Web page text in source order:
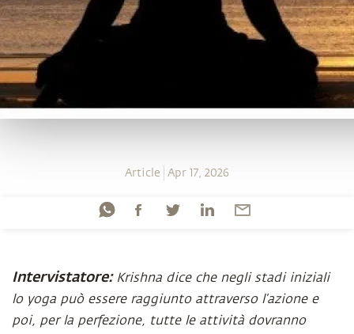
Article Apr 17, 2026
Intervistatore: Krishna dice che negli stadi iniziali
lo yoga può essere raggiunto attraverso l’azione e
poi, per la perfezione, tutte le attività dovranno